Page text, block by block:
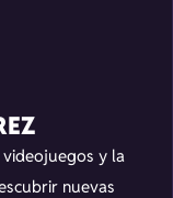
y la
nuevas